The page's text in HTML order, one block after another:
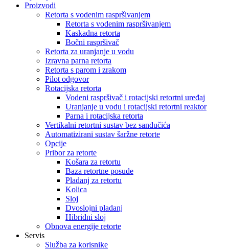
Proizvodi
Retorta s vodenim raspršivanjem
Retorta s vodenim raspršivanjem
Kaskadna retorta
Bočni raspršivač
Retorta za uranjanje u vodu
Izravna parna retorta
Retorta s parom i zrakom
Pilot odgovor
Rotacijska retorta
Vodeni raspršivač i rotacijski retortni uređaj
Uranjanje u vodu i rotacijski retortni reaktor
Parna i rotacijska retorta
Vertikalni retortni sustav bez sandučića
Automatizirani sustav šaržne retorte
Opcije
Pribor za retorte
Košara za retortu
Baza retortne posude
Pladanj za retortu
Kolica
Sloj
Dvoslojni pladanj
Hibridni sloj
Obnova energije retorte
Servis
Služba za korisnike